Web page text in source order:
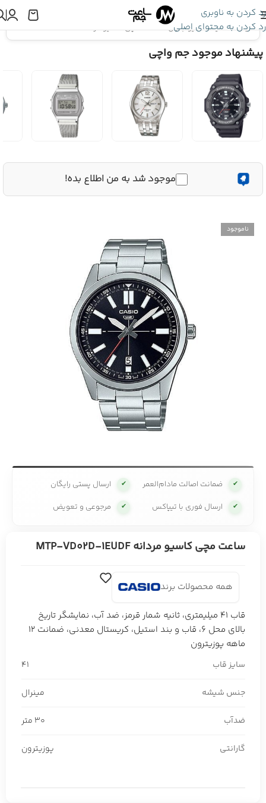
رد کردن به ناوبری
رد کردن به محتوای اصلی
اینجا هستید:کاسیو جنرال»ساعت مچی کاسیو مردانه MTP-VD02D-1EUDF
پیشنهاد موجود جم واچی
موجود شد به من اطلاع بده!
ناموجود
✔ ضمانت اصالت مادام‌العمر ✔ ارسال پستی رایگان
✔ ارسال فوری با تیپاکس ✔ مرجوعی و تعویض
ساعت مچی کاسیو مردانه MTP-VD02D-1EUDF
همه محصولات برند
قاب 41 میلیمتری، ثانیه شمار قرمز، ضد آب، نمایشگر تاریخ
بالای محل 6، قاب و بند استیل، کریستال معدنی، ضمانت 12
ماهه پوزیترون
سایز قاب 41
جنس شیشه مینرال
ضدآب 30 متر
گارانتی پوزیترون